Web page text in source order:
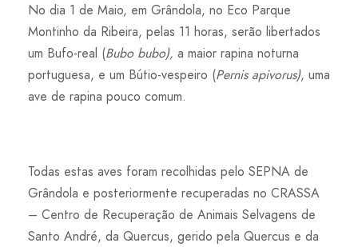
No dia 1 de Maio, em Grândola, no Eco Parque
Montinho da Ribeira, pelas 11 horas, serão libertados
um Bufo-real (Bubo bubo), a maior rapina noturna
portuguesa, e um Bútio-vespeiro (Pernis apivorus), uma
ave de rapina pouco comum.
Todas estas aves foram recolhidas pelo SEPNA de
Grândola e posteriormente recuperadas no CRASSA
– Centro de Recuperação de Animais Selvagens de
Santo André, da Quercus, gerido pela Quercus e da